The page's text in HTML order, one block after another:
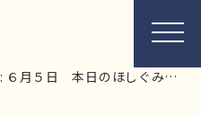
保護中: ６月５日 本日のほしぐみさん